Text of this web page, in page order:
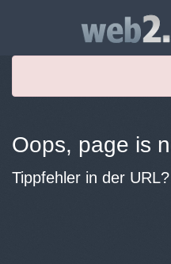
Oops, page is
Tippfehler in der